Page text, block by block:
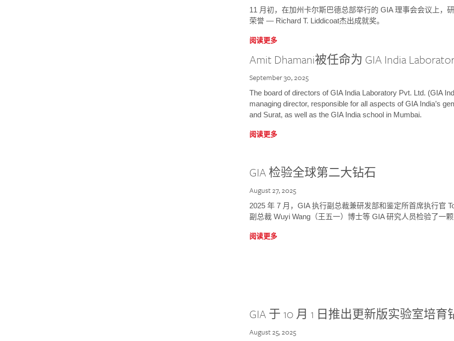
11 月初，在加州卡尔斯巴德总部举行的 GIA 理事会会议上，
荣誉 — Richard T. Liddicoat杰出成就奖。
阅读更多
Amit Dhamani被任命为 GIA India
September 30, 2025
The board of directors of GIA India Laboratory Pvt. Ltd. (GIA
managing director, responsible for all aspects of GIA India’s
and Surat, as well as the GIA India school in Mumbai.
阅读更多
GIA 检验全球第二大钻石
August 27, 2025
2025 年 7 月，GIA 执行副总裁兼研发部和鉴定所首席执行官
副总裁 Wuyi Wang（王五一）博士等 GIA 研究人员检验了一
阅读更多
GIA 于 10 月 1 日推出更新版实验室培育
August 25, 2025